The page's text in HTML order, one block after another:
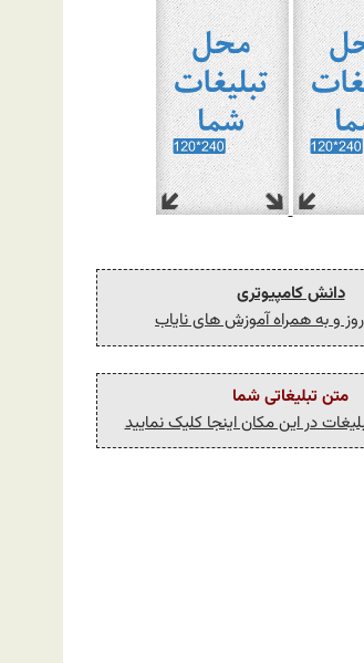
دانش کامپیوتری
و به همراه آموزش های نایاب
متن تبلیغاتی شما
در این مکان اینجا کلیک نمایید